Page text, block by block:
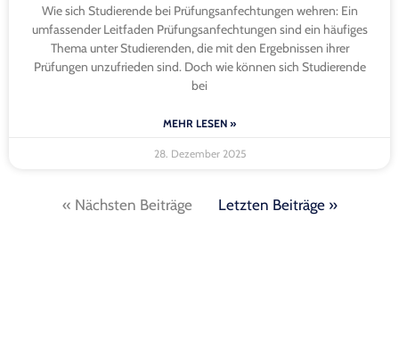
Wie sich Studierende bei Prüfungsanfechtungen wehren: Ein
umfassender Leitfaden Prüfungsanfechtungen sind ein häufiges
Thema unter Studierenden, die mit den Ergebnissen ihrer
Prüfungen unzufrieden sind. Doch wie können sich Studierende
bei
MEHR LESEN »
28. Dezember 2025
« Nächsten Beiträge Letzten Beiträge »